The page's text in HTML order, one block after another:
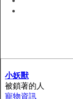
小妖獸
被鎖著的人
寵物資訊